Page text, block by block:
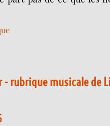
- rubrique musicale de